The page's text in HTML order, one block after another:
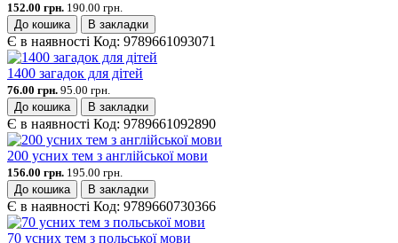
152.00 грн. 190.00 грн.
До кошика
В закладки
Є в наявності Код: 9789661093071
1400 загадок для дітей
76.00 грн. 95.00 грн.
До кошика
В закладки
Є в наявності Код: 9789661092890
200 усних тем з англійської мови
156.00 грн. 195.00 грн.
До кошика
В закладки
Є в наявності Код: 9789660730366
70 усних тем з польської мови